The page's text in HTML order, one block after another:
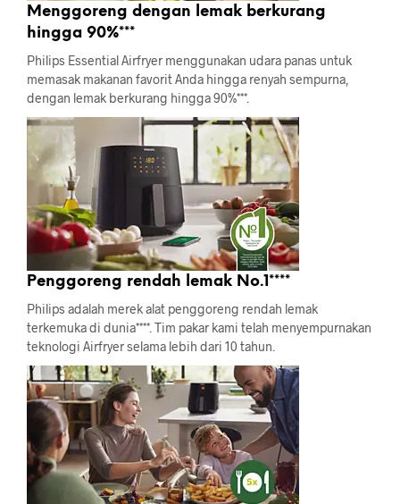
Menggoreng dengan lemak berkurang
hingga 90%***
Philips Essential Airfryer menggunakan udara panas untuk
memasak makanan favorit Anda hingga renyah sempurna,
dengan lemak berkurang hingga 90%***.
Penggoreng rendah lemak No.1****
Philips adalah merek alat penggoreng rendah lemak
terkemuka di dunia****. Tim pakar kami telah menyempurnakan
teknologi Airfryer selama lebih dari 10 tahun.